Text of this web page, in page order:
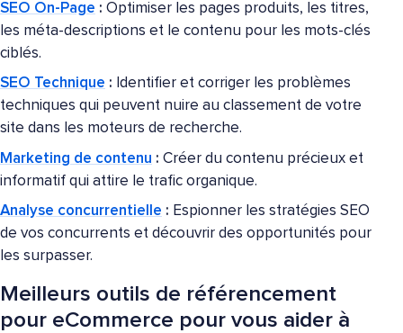
SEO On-Page : Optimiser les pages produits, les titres,
les méta-descriptions et le contenu pour les mots-clés
ciblés.
SEO Technique : Identifier et corriger les problèmes
techniques qui peuvent nuire au classement de votre
site dans les moteurs de recherche.
Marketing de contenu : Créer du contenu précieux et
informatif qui attire le trafic organique.
Analyse concurrentielle : Espionner les stratégies SEO
de vos concurrents et découvrir des opportunités pour
les surpasser.
Meilleurs outils de référencement
pour eCommerce pour vous aider à